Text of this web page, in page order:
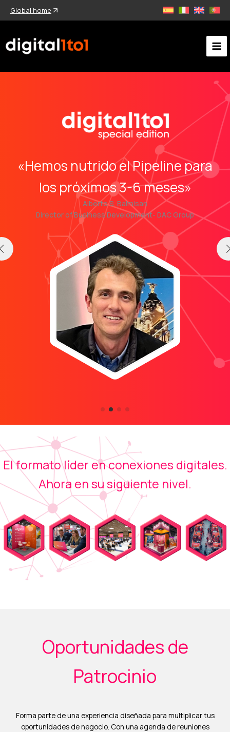
Global home
«Hemos nutrido el Pipeline para
los próximos 3-6 meses»
Alberto S. Balmisan
Director of Business Development- DAC Group
El formato líder en conexiones digitales.
Ahora en su siguiente nivel.
Oportunidades de
Patrocinio
Forma parte de una experiencia diseñada para multiplicar tus
oportunidades de negocio. Con una agenda de reuniones